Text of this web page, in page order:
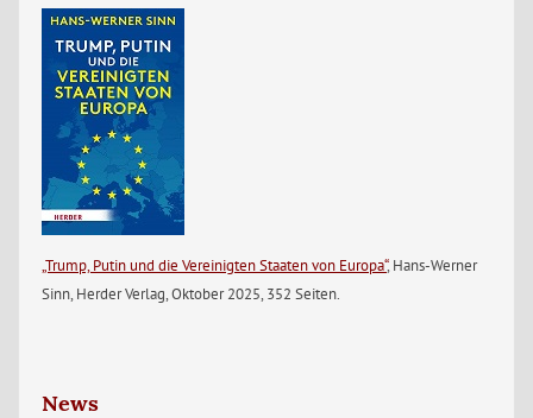
„Trump, Putin und die Vereinigten Staaten von Europa“, Hans-Werner
Sinn, Herder Verlag, Oktober 2025, 352 Seiten.
News